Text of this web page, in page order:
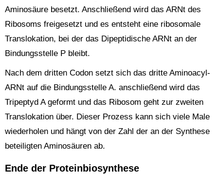
Aminosäure besetzt. Anschließend wird das ARNt des
Ribosoms freigesetzt und es entsteht eine ribosomale
Translokation, bei der das Dipeptidische ARNt an der
Bindungsstelle P bleibt.
Nach dem dritten Codon setzt sich das dritte Aminoacyl-
ARNt auf die Bindungsstelle A. anschließend wird das
Tripeptyd A geformt und das Ribosom geht zur zweiten
Translokation über. Dieser Prozess kann sich viele Male
wiederholen und hängt von der Zahl der an der Synthese
beteiligten Aminosäuren ab.
Ende der Proteinbiosynthese